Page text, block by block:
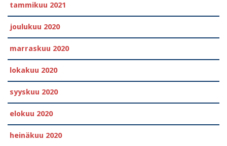
tammikuu 2021
joulukuu 2020
marraskuu 2020
lokakuu 2020
syyskuu 2020
elokuu 2020
heinäkuu 2020